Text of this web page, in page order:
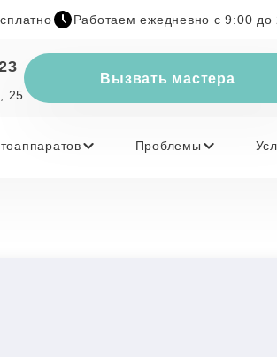
Работаем ежедневно с 9:00 до
25
Вызвать мастера
Проблемы